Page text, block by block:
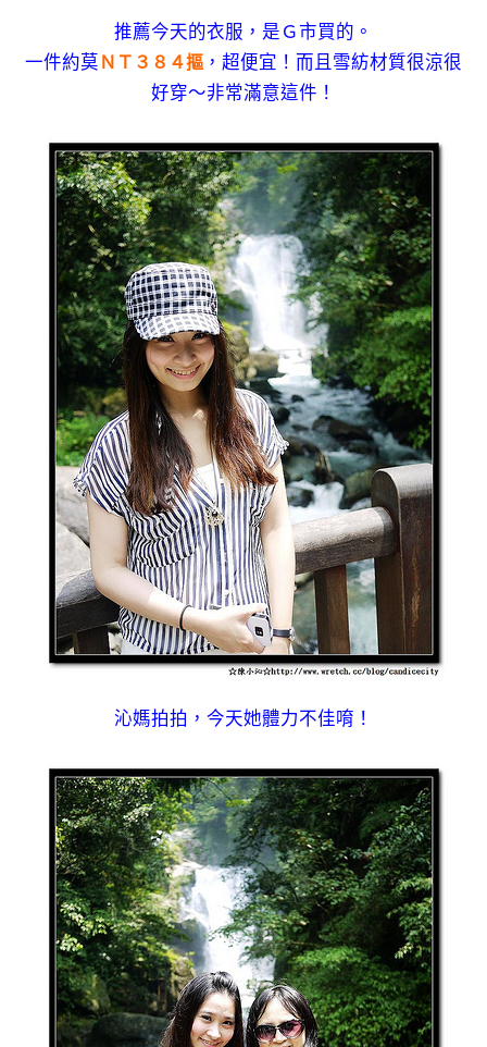
推薦今天的衣服，是Ｇ市買的。
一件約莫 ＮＴ３８４摳 ，超便宜！而且雪紡材質很涼很
好穿～非常滿意這件！
沁媽拍拍，今天她體力不佳唷！